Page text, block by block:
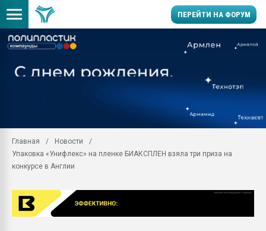
ПЕРЕЙТИ НА ФОРУМ
заводу пластмасс"
первый план в
Главная
Новости
Упаковка «Унифлекс» на пленке БИАКСПЛЕН взяла три приза на
конкурсе в Англии